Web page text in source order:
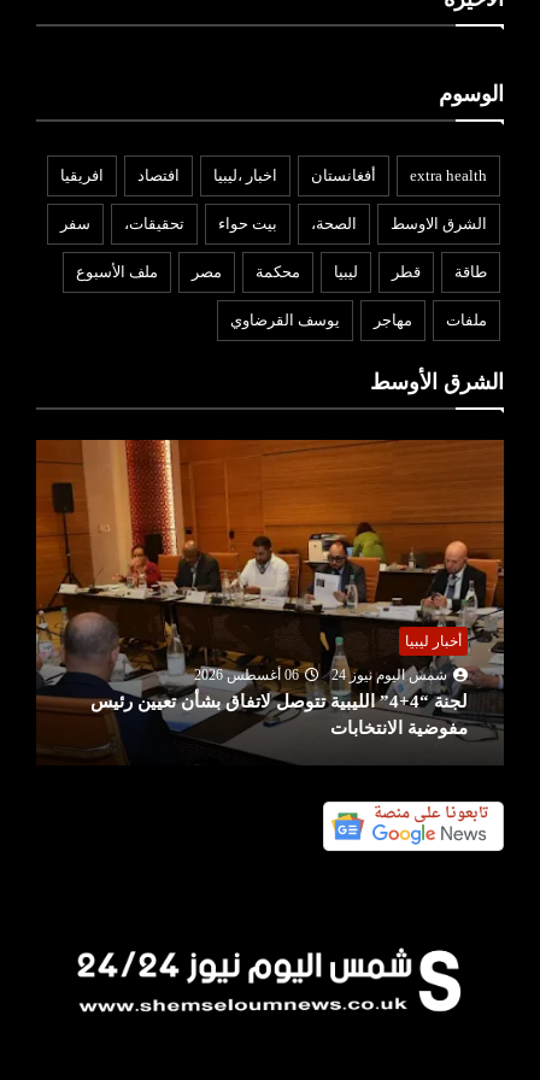
الوسوم
extra health أفغانستان اخبار ،ليبيا افتصاد افريقيا
الشرق الاوسط الصحة، بيت حواء تحقيقات، سفر
طاقة قطر ليبيا محكمة مصر ملف الأسبوع
ملفات مهاجر يوسف القرضاوي
الشرق الأوسط
أخبار ليبيا
شمس اليوم نيوز 24
06 أغسطس 2026
لجنة “4+4” الليبية تتوصل لاتفاق بشأن تعيين رئيس
مفوضية الانتخابات